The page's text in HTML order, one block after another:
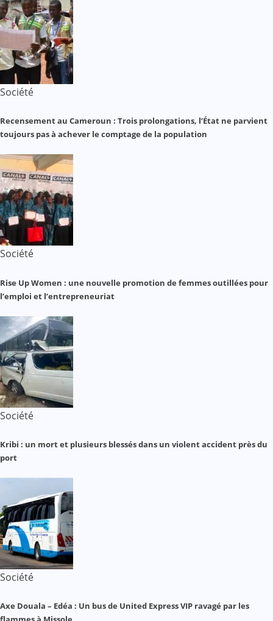
Société
Recensement au Cameroun : Trois prolongations, l’État ne parvient
toujours pas à achever le comptage de la population
Société
Rise Up Women : une nouvelle promotion de femmes outillées pour
l’emploi et l’entrepreneuriat
Société
Kribi : un mort et plusieurs blessés dans un violent accident près du
port
Société
Axe Douala – Edéa : Un bus de United Express VIP ravagé par les